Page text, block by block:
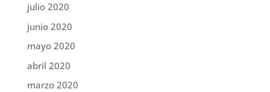
julio 2020
junio 2020
mayo 2020
abril 2020
marzo 2020